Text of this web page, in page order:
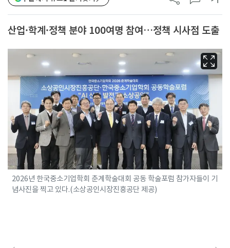
산업·학계·정책 분야 100여명 참여…정책 시사점 도출
2026년 한국중소기업학회 춘계학술대회 공동 학술포럼 참가자들이 기
념사진을 찍고 있다.(소상공인시장진흥공단 제공)